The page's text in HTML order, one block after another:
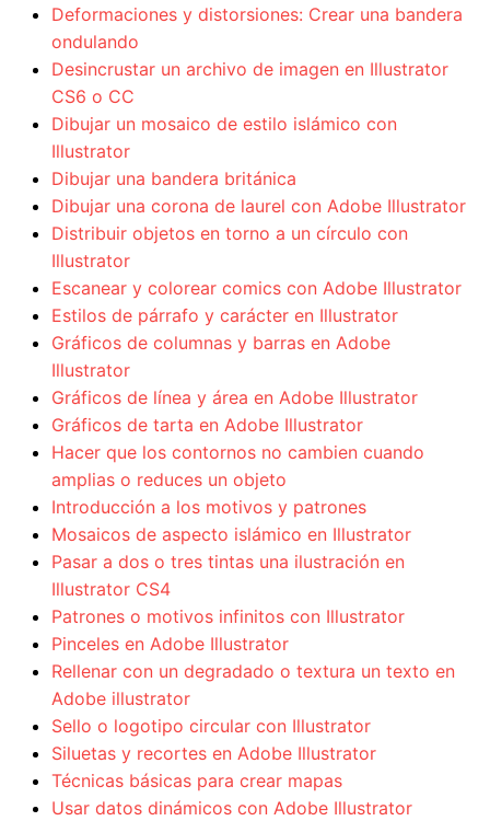
Deformaciones y distorsiones: Crear una bandera
ondulando
Desincrustar un archivo de imagen en Illustrator
CS6 o CC
Dibujar un mosaico de estilo islámico con
Illustrator
Dibujar una bandera británica
Dibujar una corona de laurel con Adobe Illustrator
Distribuir objetos en torno a un círculo con
Illustrator
Escanear y colorear comics con Adobe Illustrator
Estilos de párrafo y carácter en Illustrator
Gráficos de columnas y barras en Adobe
Illustrator
Gráficos de línea y área en Adobe Illustrator
Gráficos de tarta en Adobe Illustrator
Hacer que los contornos no cambien cuando
amplias o reduces un objeto
Introducción a los motivos y patrones
Mosaicos de aspecto islámico en Illustrator
Pasar a dos o tres tintas una ilustración en
Illustrator CS4
Patrones o motivos infinitos con Illustrator
Pinceles en Adobe Illustrator
Rellenar con un degradado o textura un texto en
Adobe illustrator
Sello o logotipo circular con Illustrator
Siluetas y recortes en Adobe Illustrator
Técnicas básicas para crear mapas
Usar datos dinámicos con Adobe Illustrator